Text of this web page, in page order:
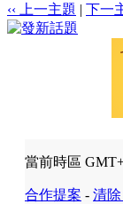
‹‹ 上一主題 | 下一
當前時區
合作提案 - 清除